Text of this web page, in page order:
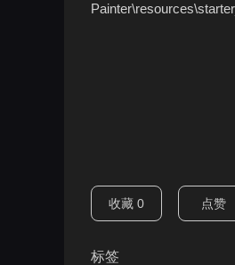
收藏 0 点赞
标签